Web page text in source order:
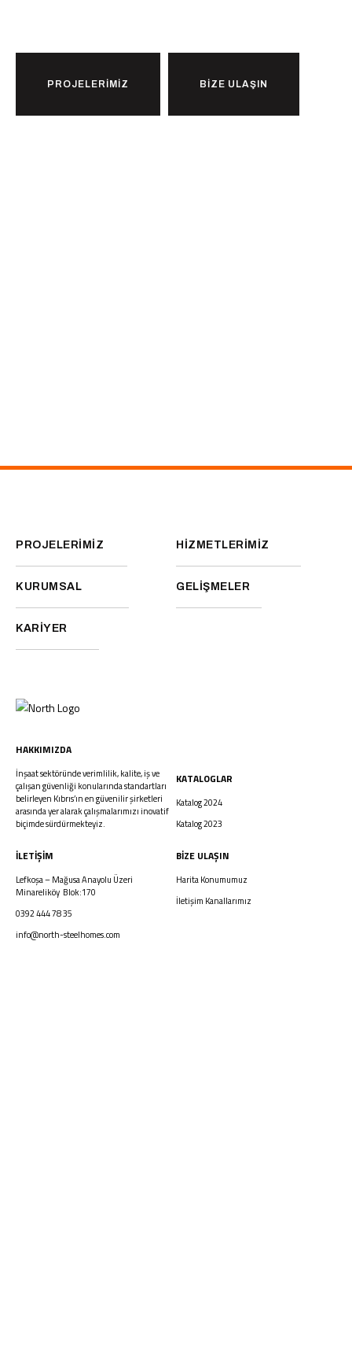
PROJELERİMİZ BİZE ULAŞIN
PROJELERİMİZ HİZMETLERİMİZ
KURUMSAL GELİŞMELER
KARİYER
HAKKIMIZDA
İnşaat sektöründe verimlilik, kalite, iş ve
çalışan güvenliği konularında standartları
belirleyen Kıbrıs’ın en güvenilir şirketleri
arasında yer alarak çalışmalarımızı inovatif
biçimde sürdürmekteyiz.
KATALOGLAR
Katalog 2024
Katalog 2023
İLETİŞİM
Lefkoşa – Mağusa Anayolu Üzeri
Minareliköy Blok:170
0392 444 78 35
info@north-steelhomes.com
BIZE ULAŞIN
Harita Konumumuz
İletişim Kanallarımız